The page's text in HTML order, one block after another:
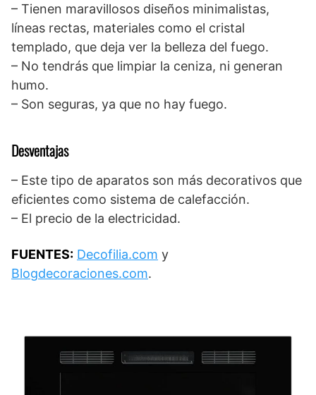
– Tienen maravillosos diseños minimalistas,
líneas rectas, materiales como el cristal
templado, que deja ver la belleza del fuego.
– No tendrás que limpiar la ceniza, ni generan
humo.
– Son seguras, ya que no hay fuego.
Desventajas
– Este tipo de aparatos son más decorativos que
eficientes como sistema de calefacción.
– El precio de la electricidad.
FUENTES: Decofilia.com y
Blogdecoraciones.com.